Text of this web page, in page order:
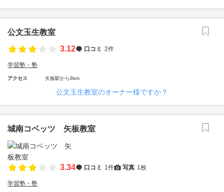
公文玉生教室
3.12
口コミ 2件
学習塾・塾
アクセス 矢板駅から8km
公文玉生教室のオーナー様ですか？
城南コベッツ 矢板教室
3.34 口コミ 1件 写真 1枚
学習塾・塾